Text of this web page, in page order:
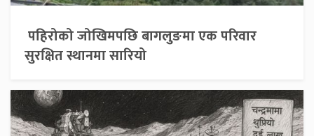
पहिरोको जोखिमपछि बागलुङमा एक परिवार
सुरक्षित स्थानमा सारियो